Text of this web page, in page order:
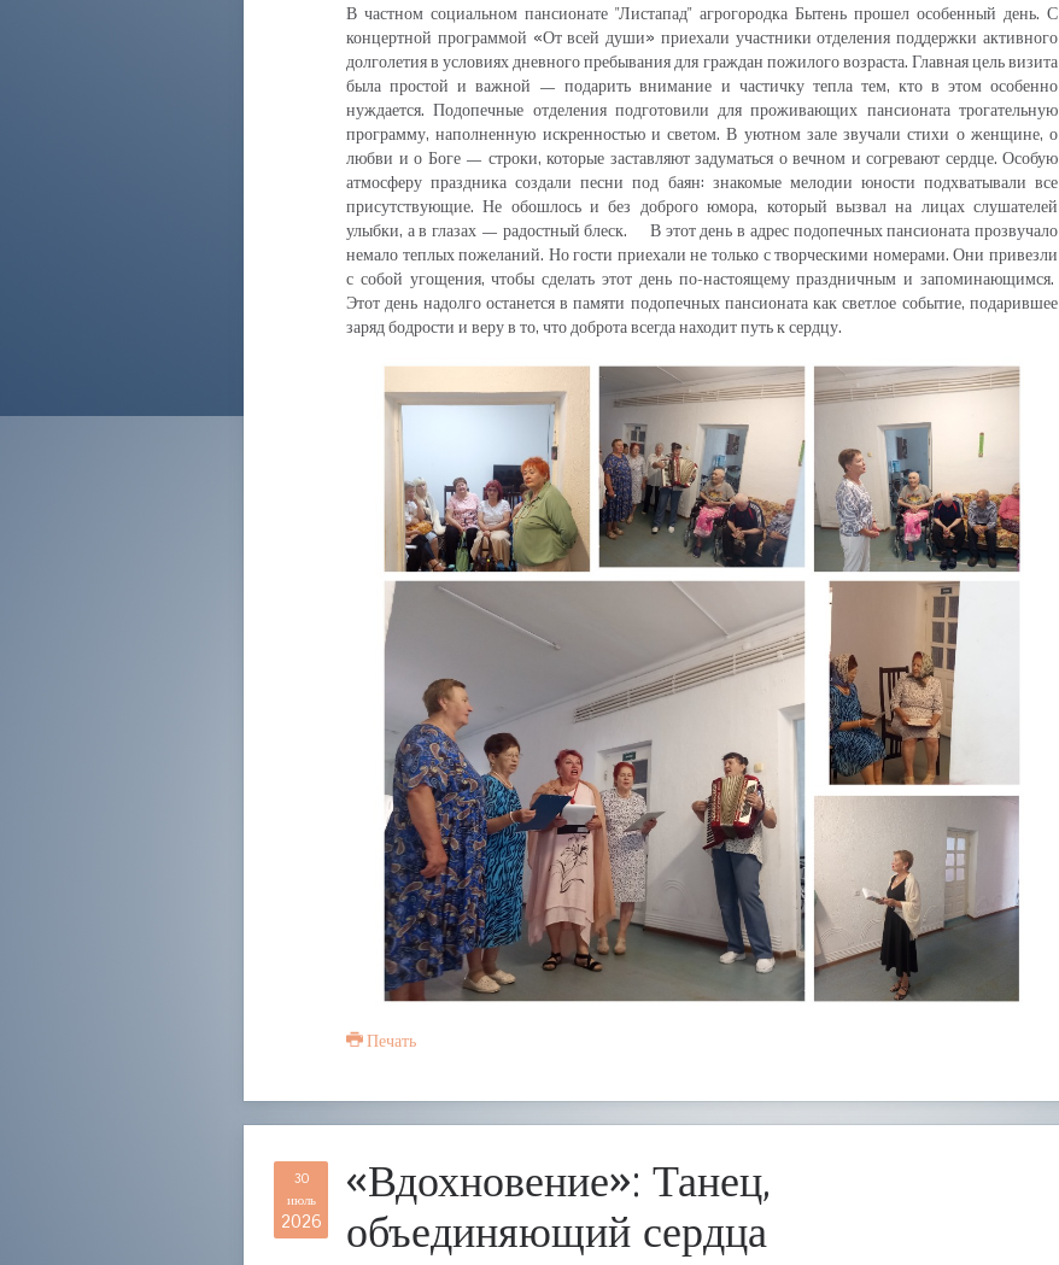
В частном социальном пансионате "Листапад" агрогородка Бытень прошел особенный день. С
концертной программой «От всей души» приехали участники отделения поддержки активного
долголетия в условиях дневного пребывания для граждан пожилого возраста. Главная цель визита
была простой и важной — подарить внимание и частичку тепла тем, кто в этом особенно
нуждается. Подопечные отделения подготовили для проживающих пансионата трогательную
программу, наполненную искренностью и светом. В уютном зале звучали стихи о женщине, о
любви и о Боге — строки, которые заставляют задуматься о вечном и согревают сердце. Особую
атмосферу праздника создали песни под баян: знакомые мелодии юности подхватывали все
присутствующие. Не обошлось и без доброго юмора, который вызвал на лицах слушателей
улыбки, а в глазах — радостный блеск. В этот день в адрес подопечных пансионата прозвучало
немало теплых пожеланий. Но гости приехали не только с творческими номерами. Они привезли
с собой угощения, чтобы сделать этот день по-настоящему праздничным и запоминающимся.
Этот день надолго останется в памяти подопечных пансионата как светлое событие, подарившее
заряд бодрости и веру в то, что доброта всегда находит путь к сердцу.
Печать
30
июль
2026
«Вдохновение»: Танец,
объединяющий сердца